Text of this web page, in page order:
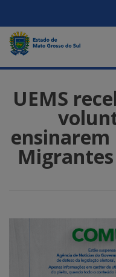
UEMS